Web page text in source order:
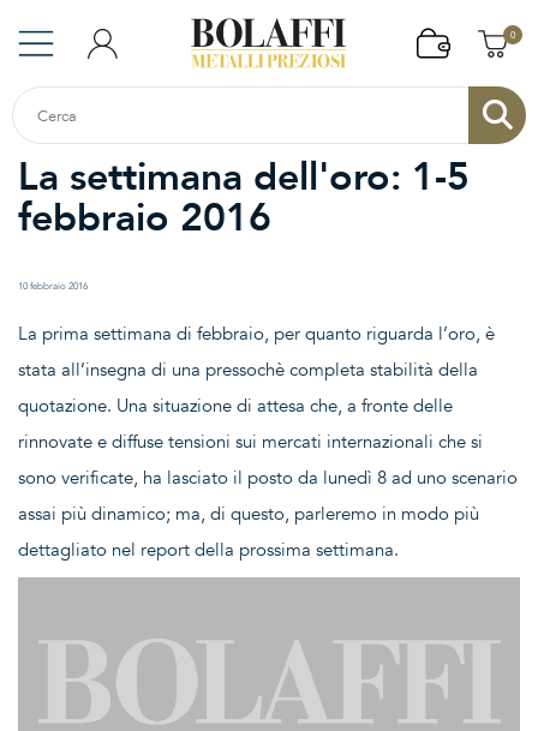
0
La settimana dell'oro: 1-5
febbraio 2016
10 febbraio 2016
La prima settimana di febbraio, per quanto riguarda l’oro, è
stata all’insegna di una pressochè completa stabilità della
quotazione. Una situazione di attesa che, a fronte delle
rinnovate e diffuse tensioni sui mercati internazionali che si
sono verificate, ha lasciato il posto da lunedì 8 ad uno scenario
assai più dinamico; ma, di questo, parleremo in modo più
dettagliato nel report della prossima settimana.